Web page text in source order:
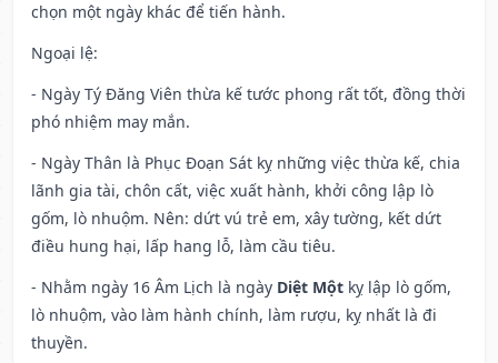
chọn một ngày khác để tiến hành.
Ngoại lệ:
- Ngày Tý Đăng Viên thừa kế tước phong rất tốt, đồng thời
phó nhiệm may mắn.
- Ngày Thân là Phục Đoạn Sát kỵ những việc thừa kế, chia
lãnh gia tài, chôn cất, việc xuất hành, khởi công lập lò
gốm, lò nhuộm. Nên: dứt vú trẻ em, xây tường, kết dứt
điều hung hại, lấp hang lỗ, làm cầu tiêu.
- Nhằm ngày 16 Âm Lịch là ngày Diệt Một kỵ lập lò gốm,
lò nhuộm, vào làm hành chính, làm rượu, kỵ nhất là đi
thuyền.